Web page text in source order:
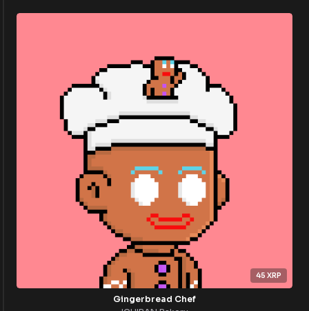
45 XRP
Gingerbread Chef